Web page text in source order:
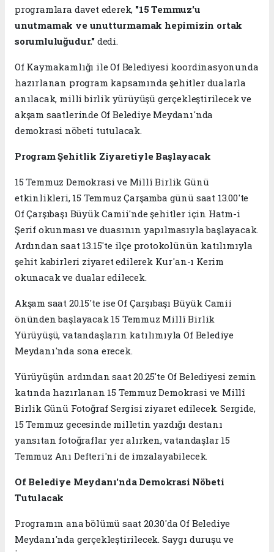
programlara davet ederek, "15 Temmuz'u
unutmamak ve unutturmamak hepimizin ortak
sorumluluğudur." dedi.
Of Kaymakamlığı ile Of Belediyesi koordinasyonunda
hazırlanan program kapsamında şehitler dualarla
anılacak, milli birlik yürüyüşü gerçekleştirilecek ve
akşam saatlerinde Of Belediye Meydanı'nda
demokrasi nöbeti tutulacak.
Program Şehitlik Ziyaretiyle Başlayacak
15 Temmuz Demokrasi ve Millî Birlik Günü
etkinlikleri, 15 Temmuz Çarşamba günü saat 13.00'te
Of Çarşıbaşı Büyük Camii'nde şehitler için Hatm-i
Şerif okunması ve duasının yapılmasıyla başlayacak.
Ardından saat 13.15'te ilçe protokolünün katılımıyla
şehit kabirleri ziyaret edilerek Kur'an-ı Kerim
okunacak ve dualar edilecek.
Akşam saat 20.15'te ise Of Çarşıbaşı Büyük Camii
önünden başlayacak 15 Temmuz Millî Birlik
Yürüyüşü, vatandaşların katılımıyla Of Belediye
Meydanı'nda sona erecek.
Yürüyüşün ardından saat 20.25'te Of Belediyesi zemin
katında hazırlanan 15 Temmuz Demokrasi ve Millî
Birlik Günü Fotoğraf Sergisi ziyaret edilecek. Sergide,
15 Temmuz gecesinde milletin yazdığı destanı
yansıtan fotoğraflar yer alırken, vatandaşlar 15
Temmuz Anı Defteri'ni de imzalayabilecek.
Of Belediye Meydanı'nda Demokrasi Nöbeti
Tutulacak
Programın ana bölümü saat 20.30'da Of Belediye
Meydanı'nda gerçekleştirilecek. Saygı duruşu ve